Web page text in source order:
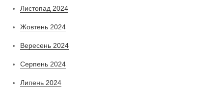
Листопад 2024
Жовтень 2024
Вересень 2024
Серпень 2024
Липень 2024